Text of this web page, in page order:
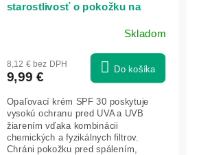
starostlivosť o pokožku na
Skladom
8,12 € bez DPH
9,99 €
Do košíka
Opaľovací krém SPF 30 poskytuje
vysokú ochranu pred UVA a UVB
žiarením vďaka kombinácii
chemických a fyzikálnych filtrov.
Chráni pokožku pred spálením,